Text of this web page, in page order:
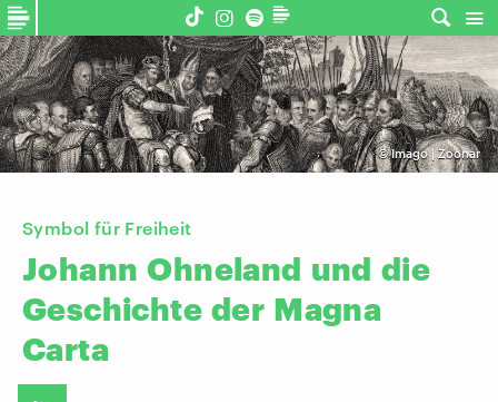
©Imago | Zoonar
Symbol für Freiheit
Johann Ohneland und die
Geschichte der Magna
Carta